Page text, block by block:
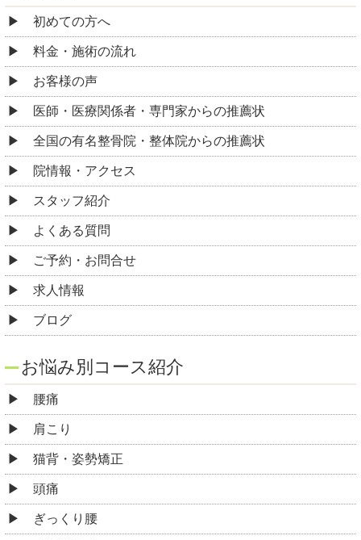
初めての方へ
料金・施術の流れ
お客様の声
医師・医療関係者・専門家からの推薦状
全国の有名整骨院・整体院からの推薦状
院情報・アクセス
スタッフ紹介
よくある質問
ご予約・お問合せ
求人情報
ブログ
お悩み別コース紹介
腰痛
肩こり
猫背・姿勢矯正
頭痛
ぎっくり腰